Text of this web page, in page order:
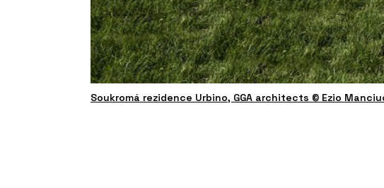
Soukromá rezidence Urbino, GGA architects © Ezio